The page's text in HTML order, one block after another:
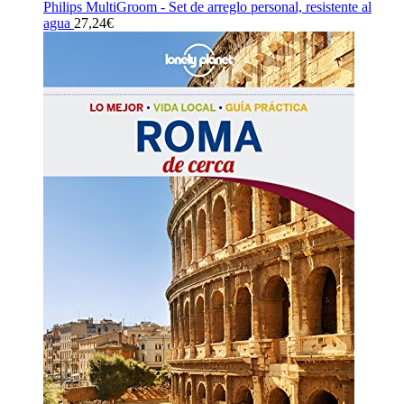
Philips MultiGroom - Set de arreglo personal, resistente al
agua 27,24€